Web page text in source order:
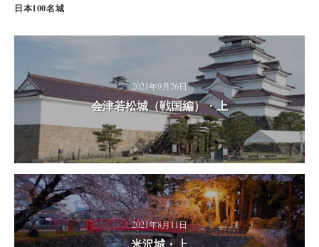
日本100名城
2021年9月26日
会津若松城（戦国編）・上
2021年8月11日